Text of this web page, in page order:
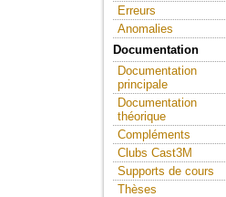
Erreurs
Anomalies
Documentation
Documentation
principale
Documentation
théorique
Compléments
Clubs Cast3M
Supports de cours
Thèses